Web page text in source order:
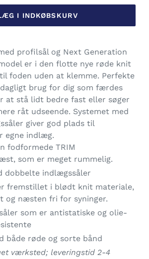
I INDKØBSKURV
profilsål og Next Generation
er i den flotte nye røde knit
foden uden at klemme. Perfekte
brug for dig som færdes
at stå lidt bedre fast eller søger
råt udseende. Systemet med
giver god plads til
egne indlæg.
fodformede TRIM
som er meget rummelig.
dobbelte indlægssåler
fremstillet i blødt knit materiale,
og næsten fri for syninger.
som er antistatiske og olie-
både røde og sorte bånd
værksted; leveringstid 2-4